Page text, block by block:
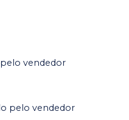
pelo vendedor
pelo vendedor